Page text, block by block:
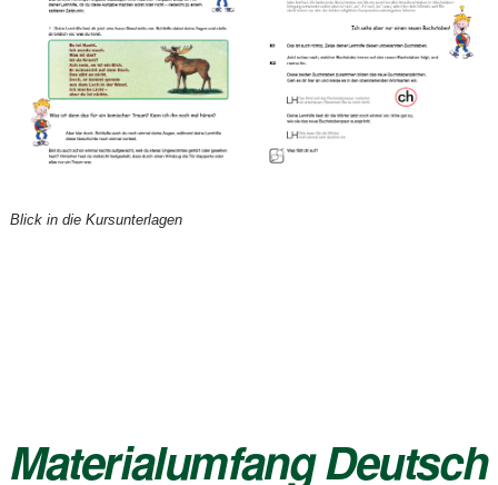
Blick in die Kursunterlagen
MaterialumfangDeutsch